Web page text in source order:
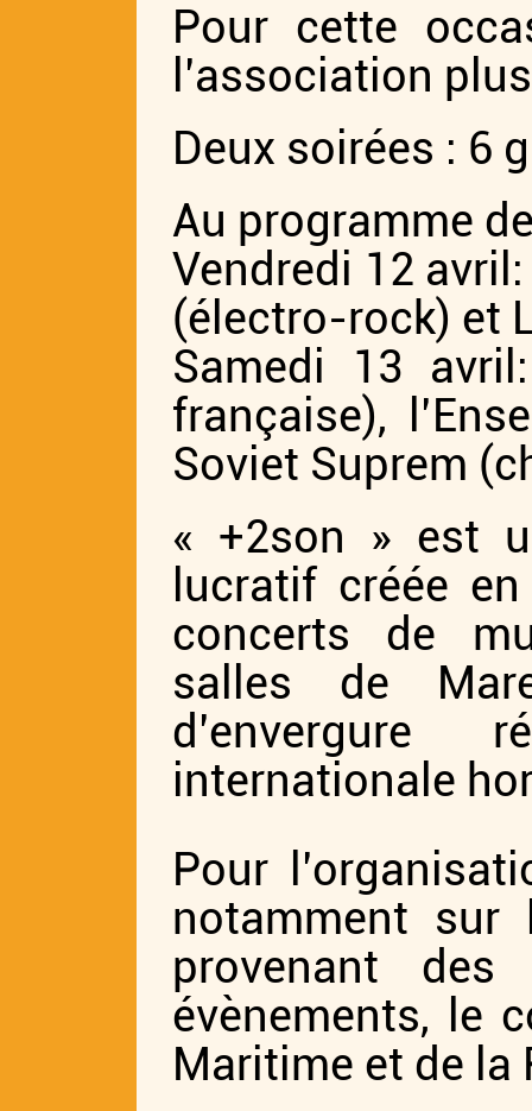
Pour cette
l’association
Deux soirées : 6
Au programme
Vendredi 12
(électro-rock) et
Samedi 13
française),
Soviet Suprem
« +2son » est
lucratif créée
concerts de
salles de
d’envergure
internationale
Pour
notamment sur
provenant
évènements, le
Maritime et de la